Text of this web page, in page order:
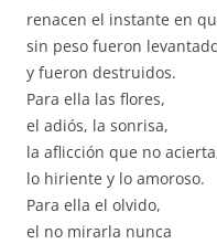
renacen el instante en
sin peso fueron
y fueron destruidos.
Para ella las flores,
el adiós, la sonrisa,
la aflicción que no
lo hiriente y lo amoroso.
Para ella el olvido,
el no mirarla nunca